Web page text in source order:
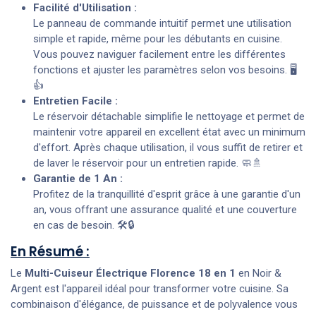
Facilité d'Utilisation :
Le panneau de commande intuitif permet une utilisation
simple et rapide, même pour les débutants en cuisine.
Vous pouvez naviguer facilement entre les différentes
fonctions et ajuster les paramètres selon vos besoins. 🖥️
👍
Entretien Facile :
Le réservoir détachable simplifie le nettoyage et permet de
maintenir votre appareil en excellent état avec un minimum
d'effort. Après chaque utilisation, il vous suffit de retirer et
de laver le réservoir pour un entretien rapide. 🧼🚿
Garantie de 1 An :
Profitez de la tranquillité d'esprit grâce à une garantie d'un
an, vous offrant une assurance qualité et une couverture
en cas de besoin. 🛠️🔒
En Résumé :
Le Multi-Cuiseur Électrique Florence 18 en 1 en Noir &
Argent est l'appareil idéal pour transformer votre cuisine. Sa
combinaison d'élégance, de puissance et de polyvalence vous